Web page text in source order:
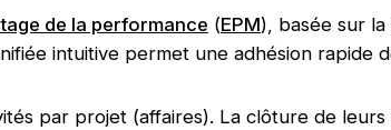
de la performance (EPM), basée sur
intuitive permet une adhésion rapide
par projet (affaires). La clôture de